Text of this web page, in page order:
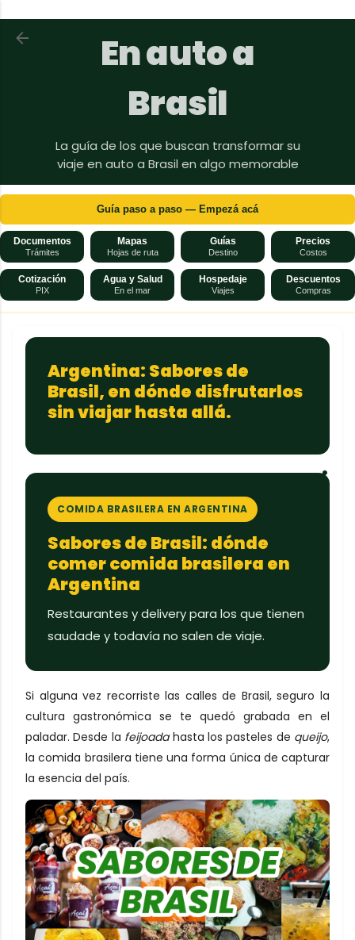
Ir al contenido principal
En auto a
Brasil
La guía de los que buscan transformar su
viaje en auto a Brasil en algo memorable
Guía paso a paso — Empezá acá
Documentos
Trámites
Mapas
Hojas de ruta
Guías
Destino
Precios
Costos
Cotización
PIX
Agua y Salud
En el mar
Hospedaje
Viajes
Descuentos
Compras
Argentina: Sabores de
Brasil, en dónde disfrutarlos
sin viajar hasta allá.
COMIDA BRASILERA EN ARGENTINA
Sabores de Brasil: dónde
comer comida brasilera en
Argentina
Restaurantes y delivery para los que tienen
saudade y todavía no salen de viaje.
Si alguna vez recorriste las calles de Brasil, seguro la
cultura gastronómica se te quedó grabada en el
paladar. Desde la feijoadahasta los pasteles de queijo,
la comida brasilera tiene una forma única de capturar
la esencia del país.